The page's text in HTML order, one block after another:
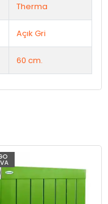
Therma
Açık Gri
60 cm.